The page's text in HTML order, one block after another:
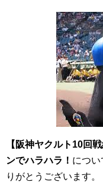
【阪神ヤクルト10回
ンでハラハラ！ につ
りがとうございます。